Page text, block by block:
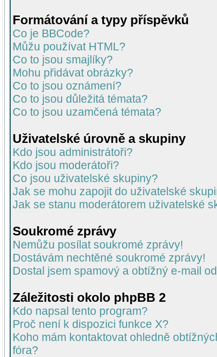
Formátování a typy příspěvků
Co je BBCode?
Můžu používat HTML?
Co to jsou smajlíky?
Mohu přidávat obrázky?
Co to jsou oznámení?
Co to jsou důležitá témata?
Co to jsou uzamčená témata?
Uživatelské úrovně a skupiny
Kdo jsou administrátoři?
Kdo jsou moderátoři?
Co jsou uživatelské skupiny?
Jak se mohu zapojit do uživatelské
Jak se stanu moderátorem uživatelské
Soukromé zprávy
Nemůžu posílat soukromé zprávy!
Dostávám nechtěné soukromé zprávy!
Dostal jsem spamový a obtížný e-mail
Záležitosti okolo phpBB 2
Kdo napsal tento program?
Proč není k dispozici funkce X?
Koho mám kontaktovat ohledně
fóra?